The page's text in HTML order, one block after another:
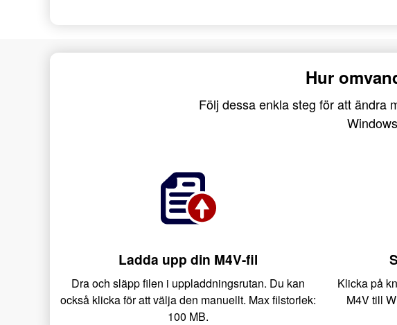
Hur
Följ dessa enkla steg för att ändra
Ladda upp din M4V-fil
Dra och släpp filen i uppladdningsrutan. Du kan
också klicka för att välja den manuellt. Max filstorlek:
100 MB.
Klicka på
M4V till